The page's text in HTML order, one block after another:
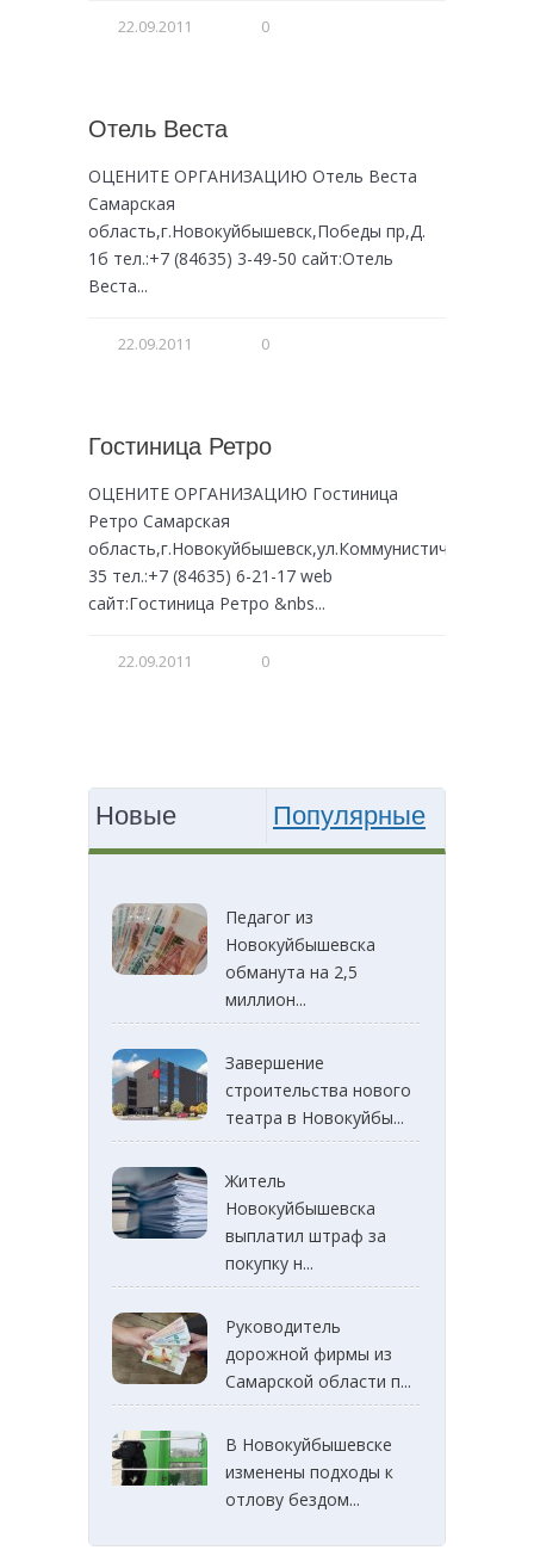
22.09.2011 0
Отель Веста
ОЦЕНИТЕ ОРГАНИЗАЦИЮ Отель Веста
Самарская
область,г.Новокуйбышевск,Победы пр,Д.
1б тел.:+7 (84635) 3-49-50 сайт:Отель
Веста...
22.09.2011 0
Гостиница Ретро
ОЦЕНИТЕ ОРГАНИЗАЦИЮ Гостиница
Ретро Самарская
область,г.Новокуйбышевск,ул.Коммунистическая,Д.
35 тел.:+7 (84635) 6-21-17 web
сайт:Гостиница Ретро &nbs...
22.09.2011 0
Новые Популярные
Педагог из
Новокуйбышевска
обманута на 2,5
миллион...
Завершение
строительства нового
театра в Новокуйбы...
Житель
Новокуйбышевска
выплатил штраф за
покупку н...
Руководитель
дорожной фирмы из
Самарской области п...
В Новокуйбышевске
изменены подходы к
отлову бездом...